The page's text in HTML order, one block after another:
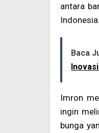
antara
Indonesia.
Baca
Imron
ingin
bunga